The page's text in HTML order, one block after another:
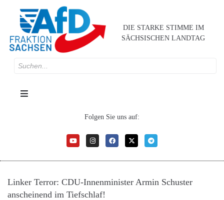
DIE STARKE STIMME IM
SÄCHSISCHEN LANDTAG
Folgen Sie uns auf:
Linker Terror: CDU-Innenminister Armin Schuster
anscheinend im Tiefschlaf!